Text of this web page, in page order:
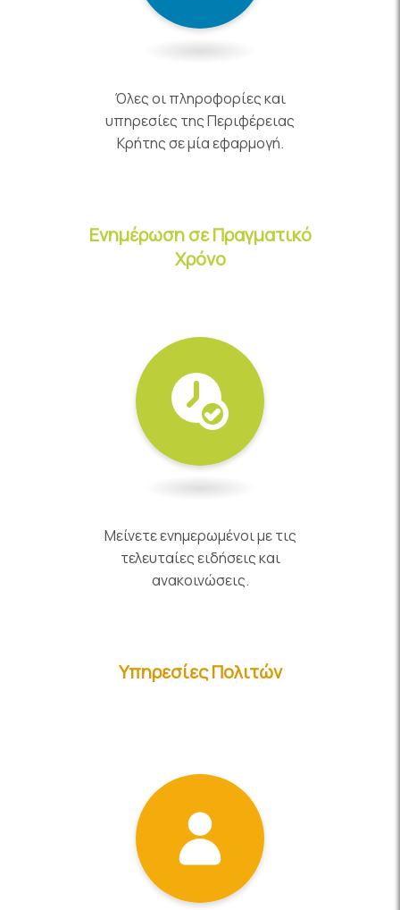
Όλες οι πληροφορίες και
υπηρεσίες της Περιφέρειας
Κρήτης σε μία εφαρμογή.
Ενημέρωση σε Πραγματικό
Χρόνο
Μείνετε ενημερωμένοι με τις
τελευταίες ειδήσεις και
ανακοινώσεις.
Υπηρεσίες Πολιτών